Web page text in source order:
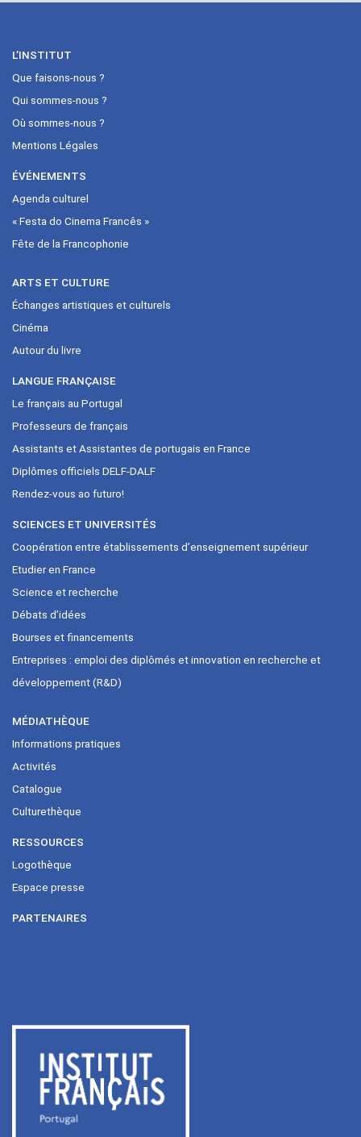
L’INSTITUT
Que faisons-nous ?
Qui sommes-nous ?
Où sommes-nous ?
Mentions Légales
ÉVÉNEMENTS
Agenda culturel
« Festa do Cinema Francês »
Fête de la Francophonie
ARTS ET CULTURE
Échanges artistiques et culturels
Cinéma
Autour du livre
LANGUE FRANÇAISE
Le français au Portugal
Professeurs de français
Assistants et Assistantes de portugais en France
Diplômes officiels DELF-DALF
Rendez-vous ao futuro!
SCIENCES ET UNIVERSITÉS
Coopération entre établissements d’enseignement supérieur
Etudier en France
Science et recherche
Débats d’idées
Bourses et financements
Entreprises : emploi des diplômés et innovation en recherche et
développement (R&D)
MÉDIATHÈQUE
Informations pratiques
Activités
Catalogue
Culturethèque
RESSOURCES
Logothèque
Espace presse
PARTENAIRES